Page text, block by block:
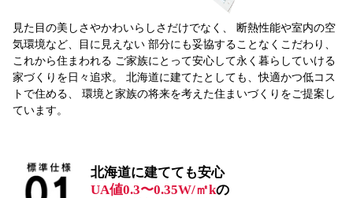
見た目の美しさやかわいらしさだけでなく、 断熱性能や室内の空
気環境など、目に見えない 部分にも妥協することなくこだわり、
これから住まわれる ご家族にとって安心して永く暮らしていける
家づくりを日々追求。 北海道に建てたとしても、快適かつ低コス
トで住める、 環境と家族の将来を考えた住まいづくりをご提案し
ています。
北海道に建てても安心
UA値0.3〜0.35W/㎡kの